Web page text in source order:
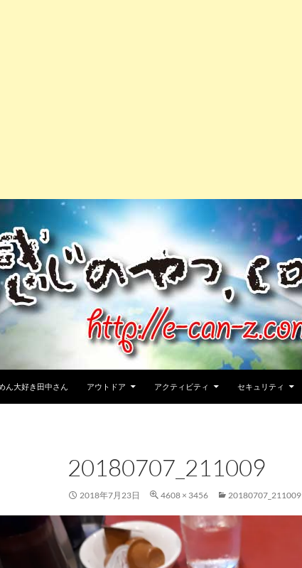
ん大好き田中さん アウトドア アクティビティ セキュリティ
20180707_211009
2018年7月23日 4608 × 3456 20180707_211009